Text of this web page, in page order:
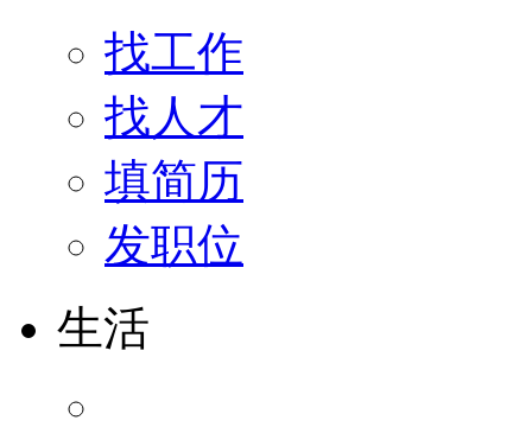
找工作
找人才
填简历
发职位
生活